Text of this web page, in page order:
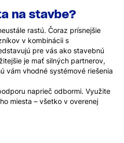
na stavbe?
rastú. Čoraz prísnejšie
v kombinácii s
pre vás ako stavebnú
je mať silných partnerov,
vám vhodné systémové riešenia
naprieč odbormi. Využite
miesta – všetko v overenej